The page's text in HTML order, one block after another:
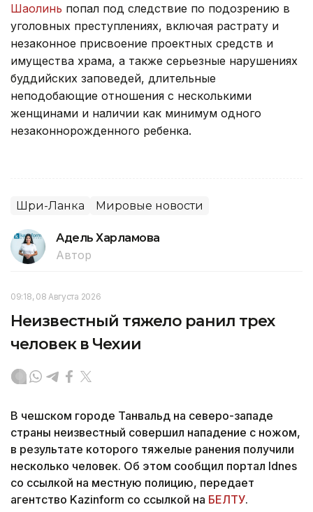
Шаолинь попал под следствие по подозрению в
уголовных преступлениях, включая растрату и
незаконное присвоение проектных средств и
имущества храма, а также серьезные нарушениях
буддийских заповедей, длительные
неподобающие отношения с несколькими
женщинами и наличии как минимум одного
незаконнорожденного ребенка.
Шри-Ланка Мировые новости
Адель Харламова
Автор
09:18, 08 Августа 2026
Неизвестный тяжело ранил трех
человек в Чехии
В чешском городе Танвальд на северо-западе
страны неизвестный совершил нападение с ножом,
в результате которого тяжелые ранения получили
несколько человек. Об этом сообщил портал Idnes
со ссылкой на местную полицию, передает
агентство Kazinform со ссылкой на БЕЛТУ.